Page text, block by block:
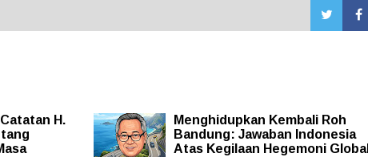
H.
Menghidupkan Kembali Roh
Bandung: Jawaban Indonesia
Atas Kegilaan Hegemoni Global